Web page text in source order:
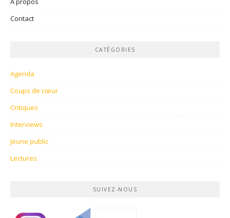
Contact
CATÉGORIES
Agenda
Coups de cœur
Critiques
Interviews
Jeune public
Lectures
SUIVEZ-NOUS